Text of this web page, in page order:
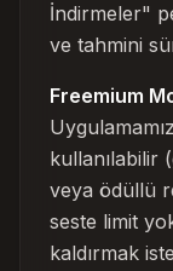
İndirmeler"
ve tahmini
Freemium
kullanılabilir
veya ödüllü
seste limit
kaldırmak